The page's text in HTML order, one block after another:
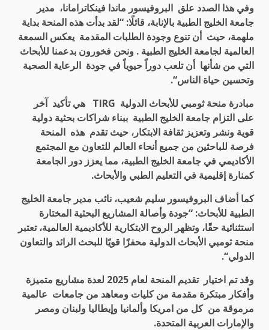
وفي هذا الصدد علق البروفيسور ماندا فينكاترامانا، مدير
جامعة الخليج الطبية بالإنابة، قائلًا: “لقد بدأت هذه المنحة بداية
ملهمة، حيث أن تنوع وجودة الطلبات المقدمة يعكس السمعة
العالمية لجامعة الخليج الطبية . ونحن فخورون بدعمنا للأبحاث
التي من شأنها أن تلعب دوراً حيوياً في جودة الرعاية الصحية
وتحسين حياة الناس“.
مبادرة منحة ثومبي للأبحاث الدولية TIRG هي تأكيد آخر
على التزام جامعة الخليج الطبية ببناء شراكات بحثية دولية
قوية ونشر وتعزيز ثقافة الابتكار، حيث تقدم هذه المنحة
فرصة للباحثين من جميع أنحاء العالم للتعاون مع المجتمع
الأكاديمي في جامعة الخليج الطبية، مما يعزز دور الجامعة
كمنارة إقليمية في التعليم الطبي والأبحاث.
كما أضاف البروفيسور سليم شعيب، نائب مدير جامعة الخليج
الطبية للأبحاث: “جودة وأصالة المشاريع البحثية المختارة
استثنائية حقًا، وتظهر الروح الابتكارية للأكاديمية العالمية، تعتبر
منحة ثومبي الأبحاث الدولية محفزًا قويًا للبحث الرائد والتعاون
الدولي“.
وقد تم اختيار تقديم المنحة لعام 2025 لعدة مشاريع متميزة
وأفكار مبتكرة مقدمة من كليات ومعاهد من جامعات عالمية
مرموقة من كل من امريكا وألمانيا وإيطاليا ولبنان ومصر
والإمارات العربية المتحدة.